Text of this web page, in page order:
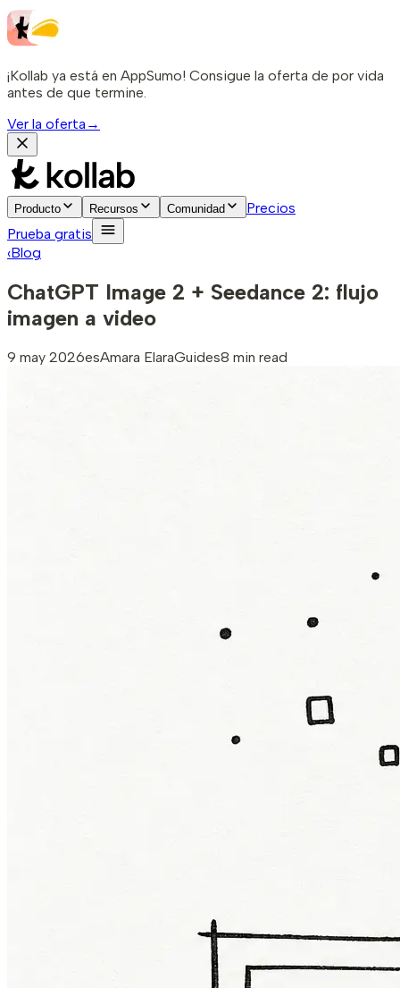
¡Kollab ya está en AppSumo! Consigue la oferta de por vida
antes de que termine.
Ver la oferta →
Producto Recursos Comunidad
Precios
Prueba gratis
‹Blog
ChatGPT Image 2 + Seedance 2: flujo
imagen a video
9 may 2026esAmara ElaraGuides8 min read